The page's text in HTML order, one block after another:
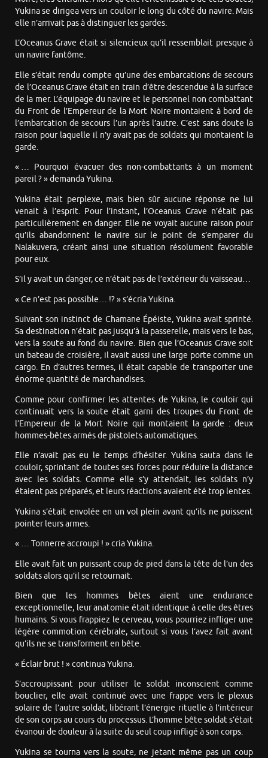
Yukina se dirigea vers un couloir le long du côté du navire. Mais
elle n’arrivait pas à distinguer les gardes.
L’Oceanus Grave était si silencieux qu’il ressemblait presque à
un navire fantôme.
Elle s’était rendu compte qu’une des embarcations de secours
de l’Oceanus Grave était en train d’être descendue à la surface
de la mer. L’équipage du navire et le personnel non combattant
du Front de l’Empereur de la Mort Noire montaient à bord de
l’embarcation de secours l’un après l’autre. C’est sans doute la
raison pour laquelle il n’y avait pas de soldats qui montaient la
garde.
« … Pourquoi évacuer des non-combattants à un moment
pareil ? » demanda Yukina.
Yukina était perplexe, mais bien sûr aucune réponse ne lui
venait à l’esprit. Pour l’instant, l’Oceanus Grave n’était pas
particulièrement en danger. Elle ne voyait aucune raison pour
qu’ils abandonnent le navire sur le point de s’emparer du
Nalakuvera, créant ainsi une situation résolument favorable
pour eux.
S’il y avait un danger, ce n’était pas de l’extérieur du vaisseau…
« Ce n’est pas possible… !? » s’écria Yukina.
Suivant son instinct de Chamane Épéiste, Yukina avait sprinté.
Sa destination n’était pas jusqu’à la passerelle, mais vers le bas,
vers la soute au fond du navire. Bien que l’Oceanus Grave soit
un bateau de croisière, il avait aussi une large porte comme un
cargo. En d’autres termes, il était capable de transporter une
énorme quantité de marchandises.
Comme pour confirmer les attentes de Yukina, le couloir qui
continuait vers la soute était garni des troupes du Front de
l’Empereur de la Mort Noire qui montaient la garde : deux
hommes-bêtes armés de pistolets automatiques.
Elle n’avait pas eu le temps d’hésiter. Yukina sauta dans le
couloir, sprintant de toutes ses forces pour réduire la distance
avec les soldats. Comme elle s’y attendait, les soldats n’y
étaient pas préparés, et leurs réactions avaient été trop lentes.
Yukina s’était envolée en un vol plein avant qu’ils ne puissent
pointer leurs armes.
« … Tonnerre accroupi ! » cria Yukina.
Elle avait fait un puissant coup de pied dans la tête de l’un des
soldats alors qu’il se retournait.
Bien que les hommes bêtes aient une endurance
exceptionnelle, leur anatomie était identique à celle des êtres
humains. Si vous frappiez le cerveau, vous pourriez infliger une
légère commotion cérébrale, surtout si vous l’avez fait avant
qu’ils ne se transforment en bête.
« Éclair brut ! » continua Yukina.
S’accroupissant pour utiliser le soldat inconscient comme
bouclier, elle avait continué avec une frappe vers le plexus
solaire de l’autre soldat, libérant l’énergie rituelle à l’intérieur
de son corps au cours du processus. L’homme bête soldat s’était
évanoui de douleur à la suite du seul coup infligé à son corps.
Yukina se tourna vers la soute, ne jetant même pas un coup